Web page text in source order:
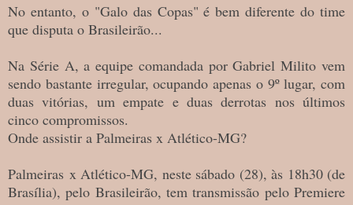
No entanto, o "Galo das Copas" é bem diferente do time
que disputa o Brasileirão...
Na Série A, a equipe comandada por Gabriel Milito vem
sendo bastante irregular, ocupando apenas o 9º lugar, com
duas vitórias, um empate e duas derrotas nos últimos
cinco compromissos.
Onde assistir a Palmeiras x Atlético-MG?
Palmeiras x Atlético-MG, neste sábado (28), às 18h30 (de
Brasília), pelo Brasileirão, tem transmissão pelo Premiere